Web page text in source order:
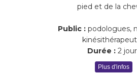
pied et de la
Public :podologues,
Durée :2
Plus d'infos